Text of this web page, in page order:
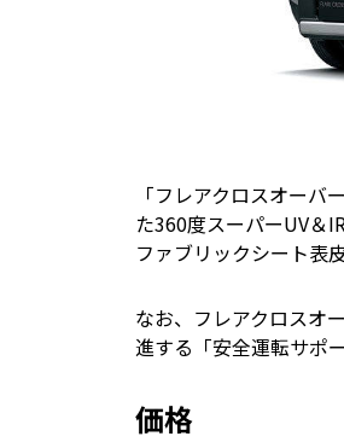
「フレアクロスオー
た360度スーパーUV＆
ファブリックシート表
なお、フレアクロスオ
進する「安全運転サポ
価格